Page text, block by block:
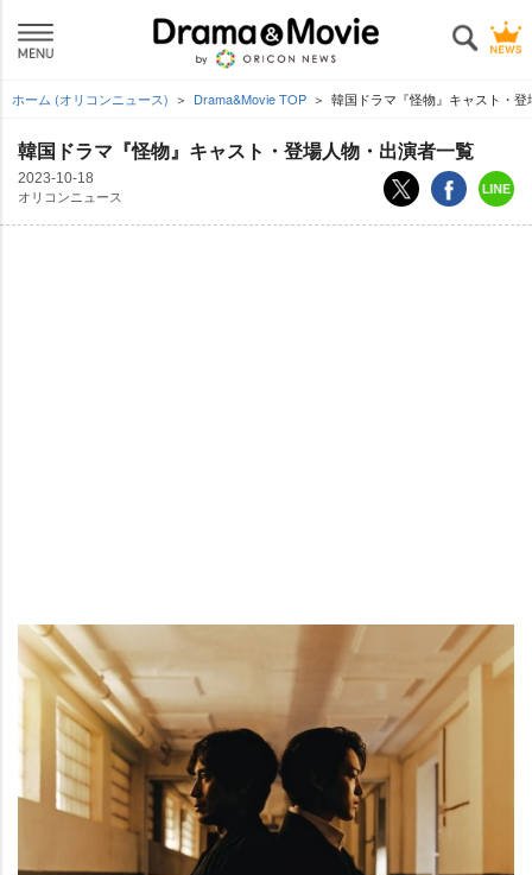
ホーム (オリコンニュース) Drama&Movie TOP 韓国ドラマ『怪物』キャスト・
韓国ドラマ『怪物』キャスト・登場人物・出演者一覧
2023-10-18
オリコンニュース